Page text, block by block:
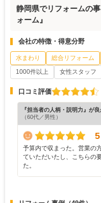
静岡県でリフォームの
ォーム』
会社の特徴・得意分野
水まわり 総合リフォーム
1000件以上
女性スタッフ
口コミ評価
『担当者の人柄・説明力』が
（60代／男性）
5
予算内で収まった。営業の
ていただいたし、こちらの
た。